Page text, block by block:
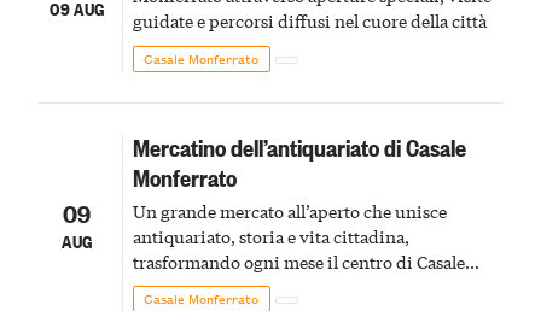
09 AUG
guidate e percorsi diffusi nel cuore della città
Casale Monferrato
09
AUG
Mercatino dell’antiquariato di Casale
Monferrato
Un grande mercato all’aperto che unisce
antiquariato, storia e vita cittadina,
trasformando ogni mese il centro di Casale
Monferrato in un luogo di scoperta e racconto
Casale Monferrato